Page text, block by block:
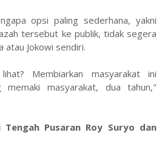
opsi paling sederhana, yakni
tersebut ke publik, tidak segera
atau Jokowi sendiri.
Membiarkan masyarakat ini
memaki masyarakat, dua tahun,"
Pusaran Roy Suryo dan